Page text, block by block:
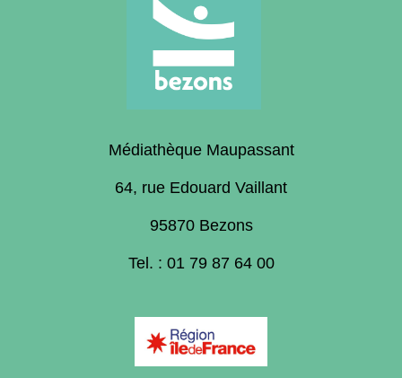
Médiathèque Maupassant
64, rue Edouard Vaillant
95870 Bezons
Tel. : 01 79 87 64 00